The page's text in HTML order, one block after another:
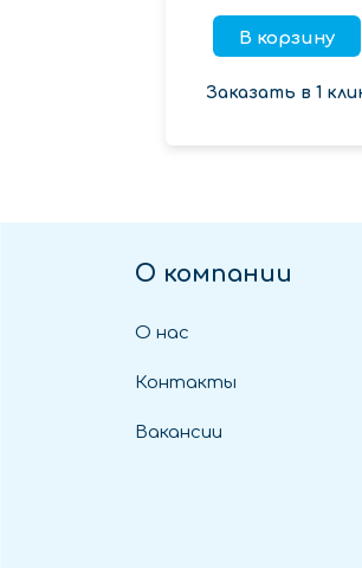
В корзину
Заказать в 1
О компании
О нас
Контакты
Вакансии